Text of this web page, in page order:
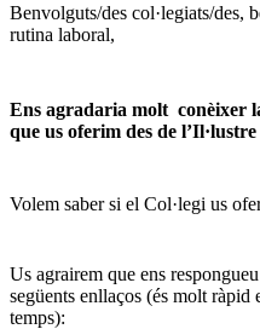
Benvolguts/des col·legiats/des,
rutina laboral,
Ens agradaria molt conèixer
que us oferim des de
Volem saber si el Col·legi us
Us agrairem que ens
següents enllaços (és molt ràpid
temps):